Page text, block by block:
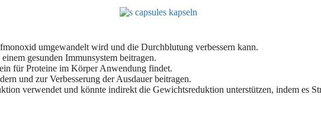
umgewandelt wird und die Durchblutung verbessern kann.
gesunden Immunsystem beitragen.
für Proteine im Körper Anwendung findet.
und zur Verbesserung der Ausdauer beitragen.
verwendet und könnte indirekt die Gewichtsreduktion unterstützen, indem es